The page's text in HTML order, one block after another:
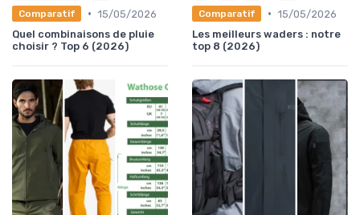
Comparatif • 15/05/2026
Quel combinaisons de pluie
choisir ? Top 6 (2026)
Comparatif • 15/05/2026
Les meilleurs waders : notre
top 8 (2026)